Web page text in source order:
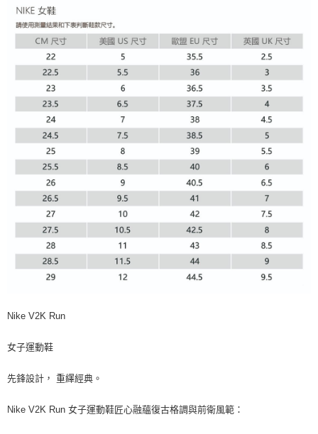
Nike V2K Run
女子運動鞋
先鋒設計， 重繹經典。
Nike V2K Run 女子運動鞋匠心融蘊復古格調與前衛風範：